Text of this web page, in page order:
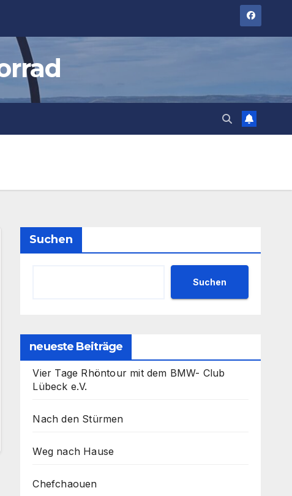
Suchen
Suchen
neueste Beiträge
Vier Tage Rhöntour mit dem BMW- Club
Lübeck e.V.
Nach den Stürmen
Weg nach Hause
Chefchaouen